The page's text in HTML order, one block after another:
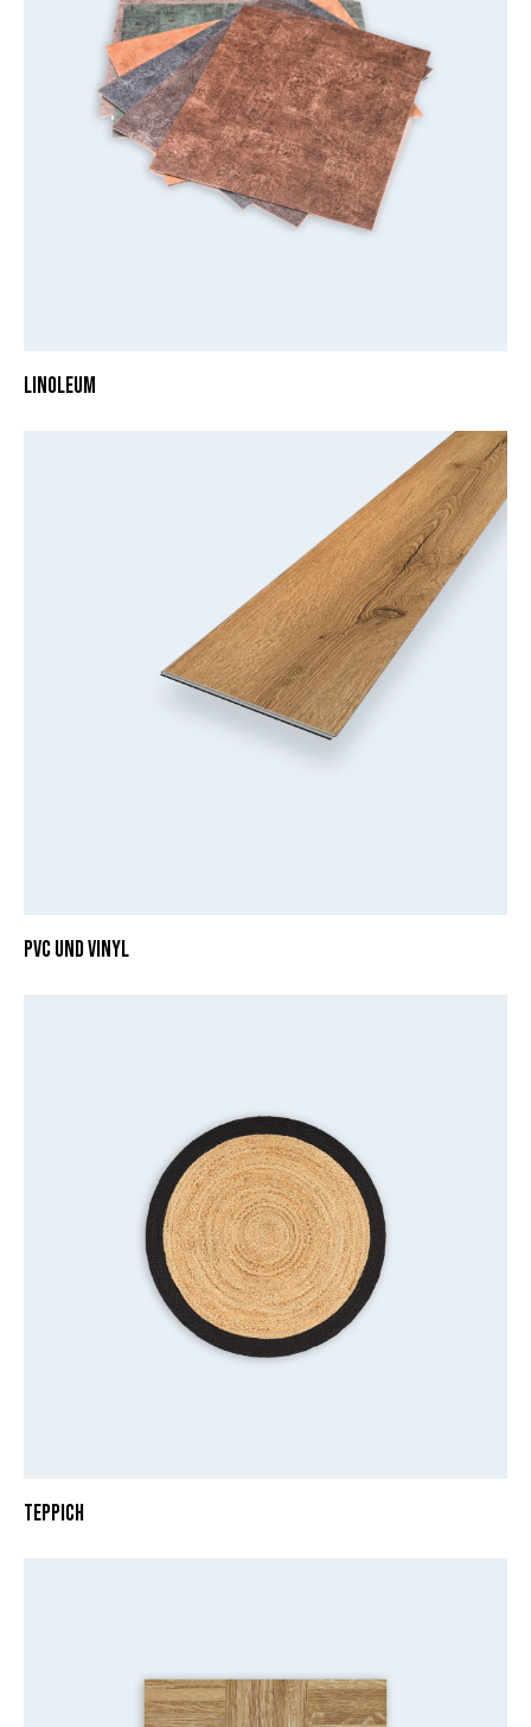
LINOLEUM
PVC UND VINYL
TEPPICH